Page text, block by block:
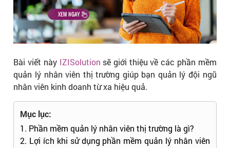
Bài viết này IZISolution sẽ giới thiệu về các phần mềm
quản lý nhân viên thị trường giúp bạn quản lý đội ngũ
nhân viên kinh doanh từ xa hiệu quả.
Mục lục:
1. Phần mềm quản lý nhân viên thị trường là gì?
2. Lợi ích khi sử dụng phần mềm quản lý nhân viên